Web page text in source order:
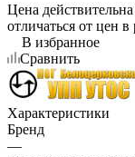
Цена
отличаться от цен
В избранное
Сравнить
Характеристики
Бренд
—